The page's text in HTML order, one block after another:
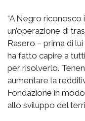
“A Negro
un’operazione di
Rasero – prima di
ha fatto capire a
per risolverlo.
aumentare la
Fondazione in
allo sviluppo del